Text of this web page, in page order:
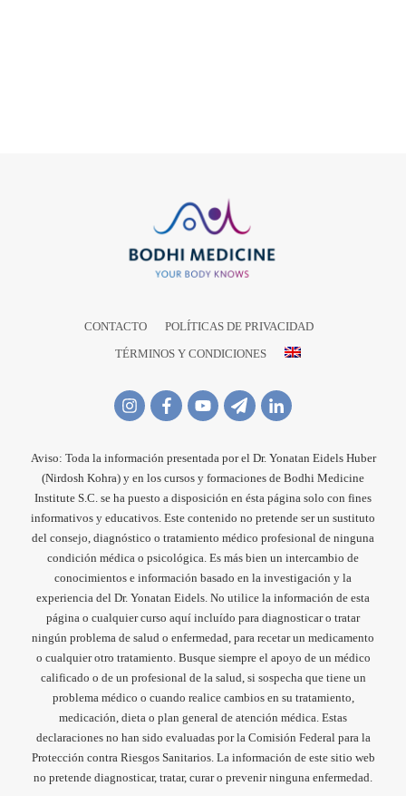
CONTACTO
POLÍTICAS DE PRIVACIDAD
TÉRMINOS Y CONDICIONES
Aviso: Toda la información presentada por el Dr. Yonatan Eidels Huber
(Nirdosh Kohra) y en los cursos y formaciones de Bodhi Medicine
Institute S.C. se ha puesto a disposición en ésta página solo con fines
informativos y educativos. Este contenido no pretende ser un sustituto
del consejo, diagnóstico o tratamiento médico profesional de ninguna
condición médica o psicológica. Es más bien un intercambio de
conocimientos e información basado en la investigación y la
experiencia del Dr. Yonatan Eidels. No utilice la información de esta
página o cualquier curso aquí incluído para diagnosticar o tratar
ningún problema de salud o enfermedad, para recetar un medicamento
o cualquier otro tratamiento. Busque siempre el apoyo de un médico
calificado o de un profesional de la salud, si sospecha que tiene un
problema médico o cuando realice cambios en su tratamiento,
medicación, dieta o plan general de atención médica. Estas
declaraciones no han sido evaluadas por la Comisión Federal para la
Protección contra Riesgos Sanitarios. La información de este sitio web
no pretende diagnosticar, tratar, curar o prevenir ninguna enfermedad.